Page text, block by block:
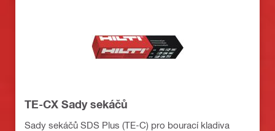
TE-CX Sady sekáčů
Sady sekáčů SDS Plus (TE-C) pro bourací kladiva